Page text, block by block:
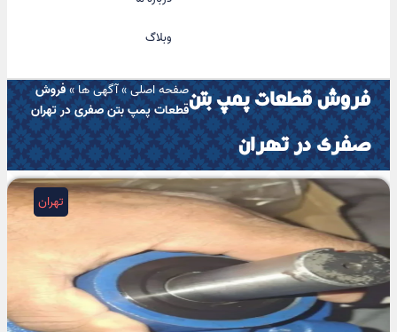
وبلاگ
فروش قطعات پمپ بتن
صفری در تهران
صفحه اصلی»آگهی ها»فروش
قطعات پمپ بتن صفری در تهران
تهران